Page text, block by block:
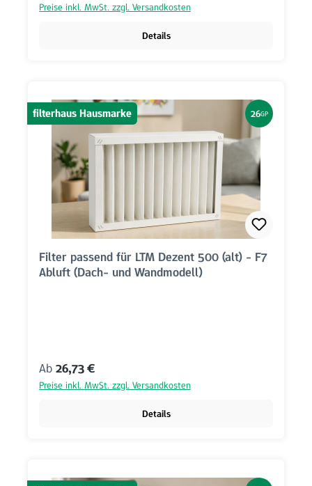
Preise inkl. MwSt. zzgl. Versandkosten
Details
filterhaus Hausmarke 26GP
Filter passend für LTM Dezent 500 (alt) - F7
Abluft (Dach- und Wandmodell)
Regulärer Preis:
Ab 26,73 €
Preise inkl. MwSt. zzgl. Versandkosten
Details